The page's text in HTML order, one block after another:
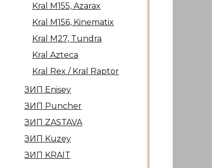
Kral М155, Azarax
Kral М156, Kinematix
Kral М27, Tundra
Kral Azteca
Kral Rex / Kral Raptor
ЗИП Enisey
ЗИП Puncher
ЗИП ZASTAVA
ЗИП Kuzey
ЗИП KRAIT